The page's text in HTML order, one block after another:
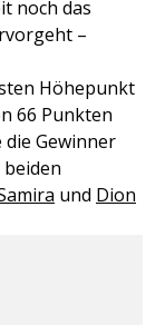
noch das
–
Höhepunkt
66 Punkten
die Gewinner
und Dion